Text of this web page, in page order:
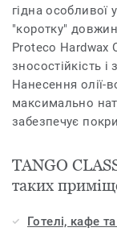
гідна особливої
"коротку"
Proteco Hardwax
зносостійкість
Нанесення олії-
максимально
забезпечує
TANGO
таких
Готелі, кафе